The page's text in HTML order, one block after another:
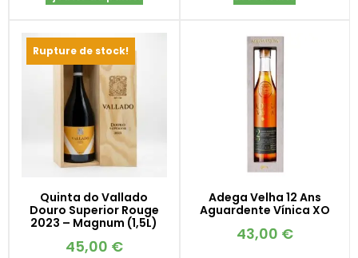
Rupture de stock!
Quinta do Vallado
Douro Superior Rouge
2023 – Magnum (1,5L)
45,00 €
Adega Velha 12 Ans
Aguardente Vínica XO
43,00 €